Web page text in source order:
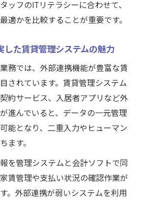
ッフのITリテラシーに合わせて、
適かを比較することが重要です。
した賃貸管理システムの魅力
務では、外部連携機能が豊富な賃
されています。賃貸管理システム
約サービス、入居者アプリなど外
進んでいると、データの一元管理
能となり、二重入力やヒューマン
ます。
を管理システムと会計ソフトで同
賃管理や支払い状況の確認作業が
。外部連携が弱いシステムを利用